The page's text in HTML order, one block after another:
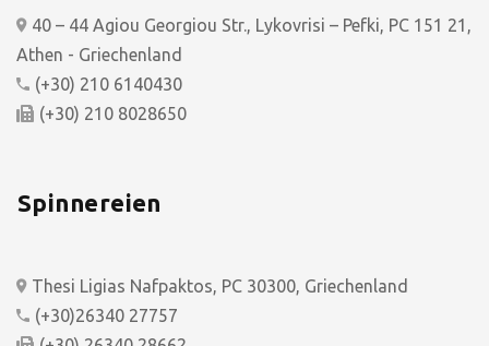
40 – 44 Agiou Georgiou Str., Lykovrisi – Pefki, PC 151 21,
Athen - Griechenland
(+30) 210 6140430
(+30) 210 8028650
Spinnereien
Thesi Ligias Nafpaktos, PC 30300, Griechenland
(+30)26340 27757